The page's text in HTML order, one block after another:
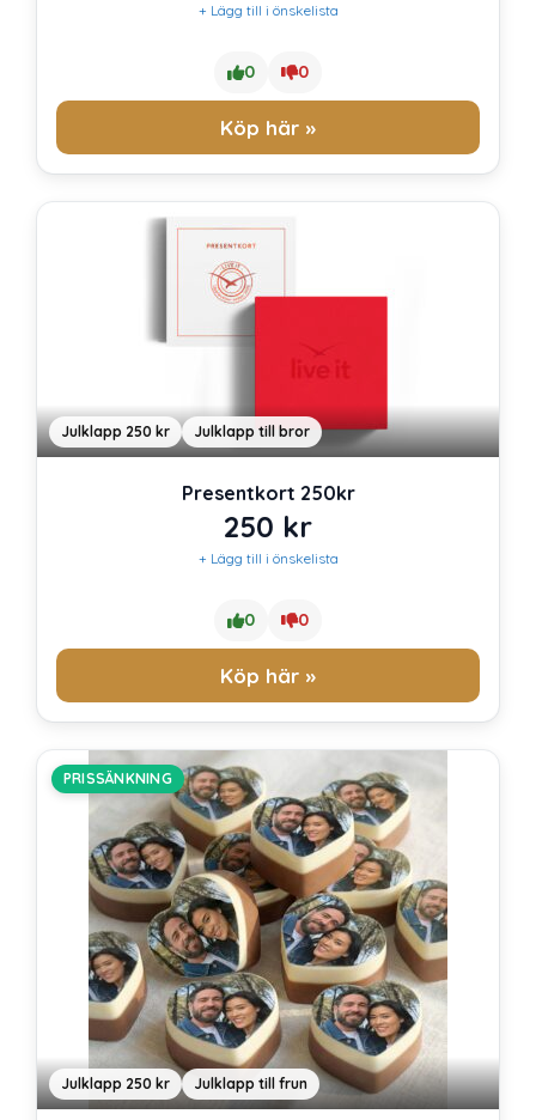
+ Lägg till i önskelista
0 0
Köp här »
Julklapp 250 kr Julklapp till bror
Presentkort 250kr
250 kr
+ Lägg till i önskelista
0 0
Köp här »
PRISSÄNKNING
Julklapp 250 kr Julklapp till frun